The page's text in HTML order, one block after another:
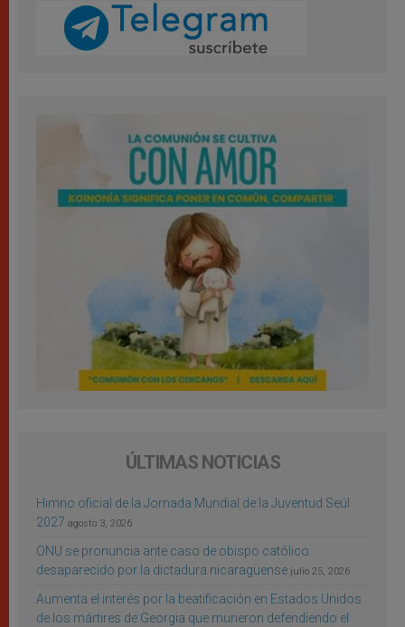
ÚLTIMAS NOTICIAS
Himno oficial de la Jornada Mundial de la Juventud Seúl
2027 agosto 3, 2026
ONU se pronuncia ante caso de obispo católico
desaparecido por la dictadura nicaragüense julio 25, 2026
Aumenta el interés por la beatificación en Estados Unidos
de los mártires de Georgia que murieron defendiendo el